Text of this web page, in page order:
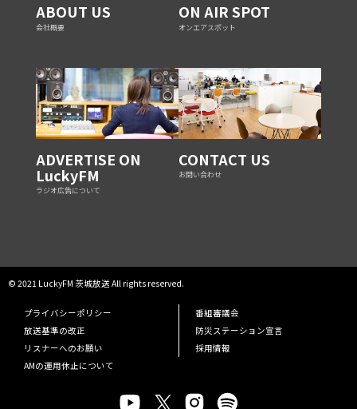
ABOUT US
会社概要
ON AIR SPOT
オンエアスポット
ADVERTISE ON
LuckyFM
ラジオ広告について
CONTACT US
お問い合わせ
© 2021 LuckyFM 茨城放送 All rights reserved.
プライバシーポリシー
番組審議会
放送基準の改正
防災ステーション宣言
リスナーへのお願い
採用情報
AMの運用休止について